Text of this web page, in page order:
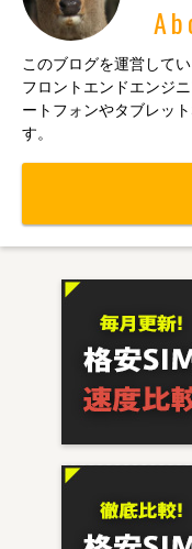
このブログを運営してい
フロントエンドエンジ
ートフォンやタブレッ
す。